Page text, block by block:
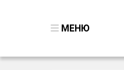
МЕНЮ